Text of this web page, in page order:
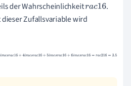
der Wahrscheinlichkeitrac16 .
Zufallsvariable wird
esrac16+3imesrac16+4imesrac16+